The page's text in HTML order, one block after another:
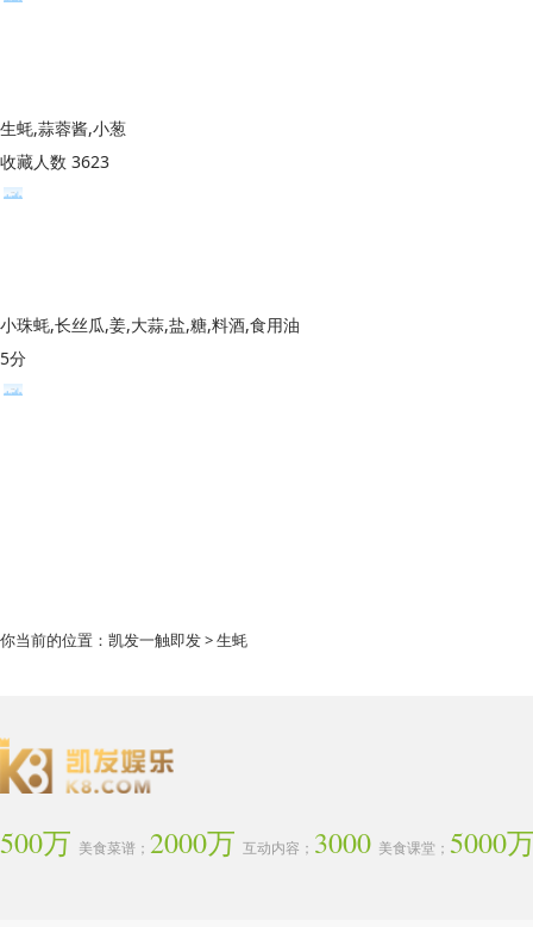
生蚝,蒜蓉酱,小葱
收藏人数 3623
小珠蚝,长丝瓜,姜,大蒜,盐,糖,料酒,食用油
5分
你当前的位置： 凯发一触即发> 生蚝
500万 美食菜谱； 2000万 互动内容； 3000 美食课堂； 5000